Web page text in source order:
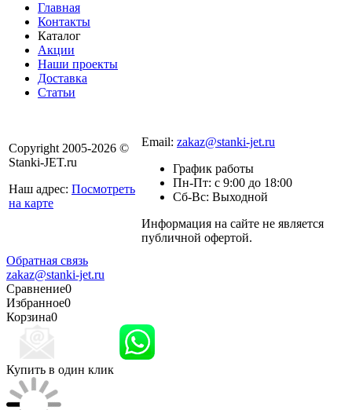
Главная
Контакты
Каталог
Акции
Наши проекты
Доставка
Статьи
Copyright 2005-2026 ©
Stanki-JET.ru
Наш адрес: Посмотреть
на карте
Email: zakaz@stanki-jet.ru
График работы
Пн-Пт: с 9:00 до 18:00
Сб-Вс: Выходной
Информация на сайте не является
публичной офертой.
Обратная связь
zakaz@stanki-jet.ru
Сравнение0
Избранное0
Корзина0
Купить в один клик